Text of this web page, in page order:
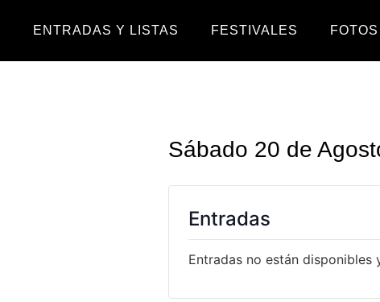
ENTRADAS Y LISTAS FESTIVALES
Sábado 20 de
Entradas
Entradas no están disponibles